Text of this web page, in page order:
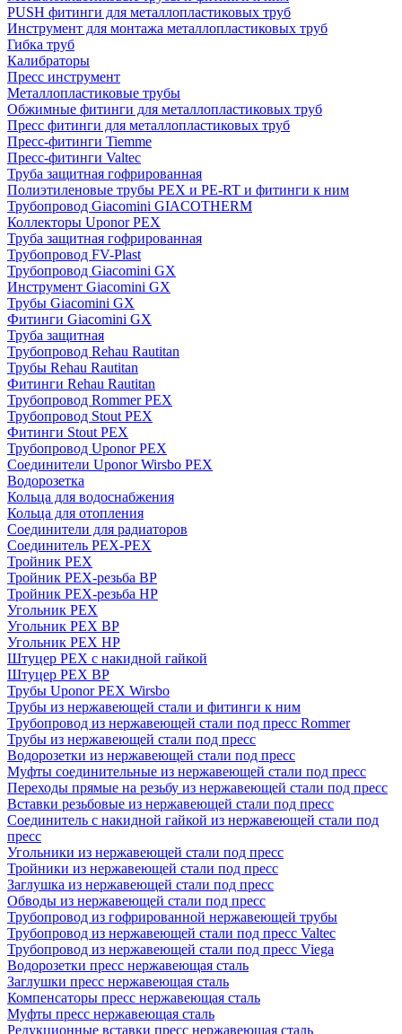
PUSH фитинги для металлопластиковых труб
Инструмент для монтажа металлопластиковых труб
Гибка труб
Калибраторы
Пресс инструмент
Металлопластиковые трубы
Обжимные фитинги для металлопластиковых труб
Пресс фитинги для металлопластиковых труб
Пресс-фитинги Tiemme
Пресс-фитинги Valtec
Труба защитная гофрированная
Полиэтиленовые трубы PEX и PE-RT и фитинги к ним
Трубопровод Giacomini GIACOTHERM
Коллекторы Uponor PEX
Труба защитная гофрированная
Трубопровод FV-Plast
Трубопровод Giacomini GX
Инструмент Giacomini GX
Трубы Giacomini GX
Фитинги Giacomini GX
Труба защитная
Трубопровод Rehau Rautitan
Трубы Rehau Rautitan
Фитинги Rehau Rautitan
Трубопровод Rommer PEX
Трубопровод Stout PEX
Фитинги Stout PEX
Трубопровод Uponor PEX
Соединители Uponor Wirsbo PEX
Водорозетка
Кольца для водоснабжения
Кольца для отопления
Соединители для радиаторов
Соединитель PEX-PEX
Тройник PEX
Тройник PEX-резьба ВР
Тройник PEX-резьба НР
Угольник PEX
Угольник PEX ВР
Угольник PEX НР
Штуцер PEX c накидной гайкой
Штуцер PEX ВР
Трубы Uponor PEX Wirsbo
Трубы из нержавеющей стали и фитинги к ним
Трубопровод из нержавеющей стали под пресс Rommer
Трубы из нержавеющей стали под пресс
Водорозетки из нержавеющей стали под пресс
Муфты соединительные из нержавеющей стали под пресс
Переходы прямые на резьбу из нержавеющей стали под пресс
Вставки резьбовые из нержавеющей стали под пресс
Соединитель с накидной гайкой из нержавеющей стали под
пресс
Угольники из нержавеющей стали под пресс
Тройники из нержавеющей стали под пресс
Заглушка из нержавеющей стали под пресс
Обводы из нержавеющей стали под пресс
Трубопровод из гофрированной нержавеющей трубы
Трубопровод из нержавеющей стали под пресс Valtec
Трубопровод из нержавеющей стали под пресс Viega
Водорозетки пресс нержавеющая сталь
Заглушки пресс нержавеющая сталь
Компенсаторы пресс нержавеющая сталь
Муфты пресс нержавеющая сталь
Редукционные вставки пресс нержавеющая сталь